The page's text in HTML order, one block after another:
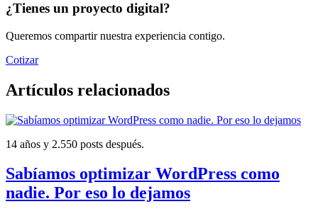
¿Tienes un proyecto digital?
Queremos compartir nuestra experiencia contigo.
Cotizar
Artículos relacionados
14 años y 2.550 posts después.
Sabíamos optimizar WordPress como
nadie. Por eso lo dejamos